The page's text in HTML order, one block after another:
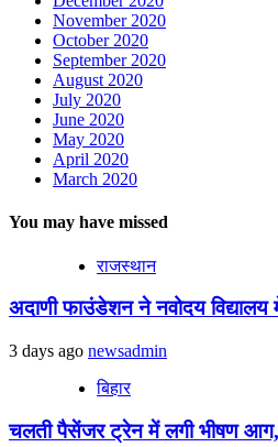
November 2020
October 2020
September 2020
August 2020
July 2020
June 2020
May 2020
April 2020
March 2020
You may have missed
राजस्थान
अदाणी फाउंडेशन ने नवोदय विद्यालय में
3 days ago newsadmin
बिहार
चलती पैसेंजर ट्रेन में लगी भीषण आग,